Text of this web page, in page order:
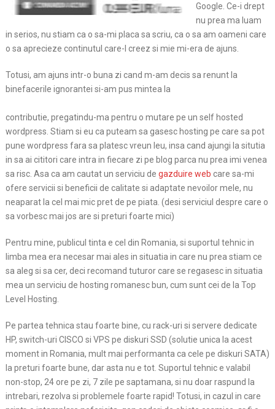
Google. Ce-i drept
nu prea ma luam
in serios, nu stiam ca o sa-mi placa sa scriu, ca o sa am oameni care
o sa aprecieze continutul care-l creez si mie mi-era de ajuns.
Totusi, am ajuns intr-o buna zi cand m-am decis sa renunt la
binefacerile ignorantei si-am pus mintea la
contributie, pregatindu-ma pentru o mutare pe un self hosted
wordpress. Stiam si eu ca puteam sa gasesc hosting pe care sa pot
pune wordpress fara sa platesc vreun leu, insa cand ajungi la situtia
in sa ai cititori care intra in fiecare zi pe blog parca nu prea imi venea
sa risc. Asa ca am cautat un serviciu de gazduire web care sa-mi
ofere servicii si beneficii de calitate si adaptate nevoilor mele, nu
neaparat la cel mai mic pret de pe piata. (desi serviciul despre care o
sa vorbesc mai jos are si preturi foarte mici)
Pentru mine, publicul tinta e cel din Romania, si suportul tehnic in
limba mea era necesar mai ales in situatia in care nu prea stiam ce
sa aleg si sa cer, deci recomand tuturor care se regasesc in situatia
mea un serviciu de hosting romanesc bun, cum sunt cei de la Top
Level Hosting.
Pe partea tehnica stau foarte bine, cu rack-uri si servere dedicate
HP, switch-uri CISCO si VPS pe diskuri SSD (solutie unica la acest
moment in Romania, mult mai performanta ca cele pe diskuri SATA)
la preturi foarte bune, dar asta nu e tot. Suportul tehnic e valabil
non-stop, 24 ore pe zi, 7 zile pe saptamana, si nu doar raspund la
intrebari, rezolva si problemele foarte rapid! Totusi, in cazul in care